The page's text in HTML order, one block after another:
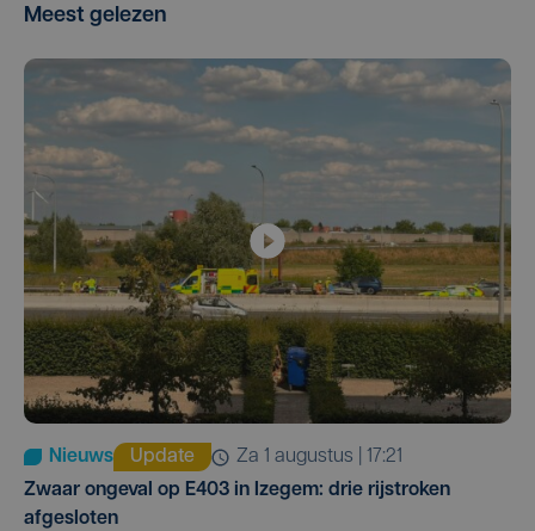
Meest gelezen
Nieuws Update
za 1 augustus | 17:21
Zwaar ongeval op E403 in Izegem: drie rijstroken
afgesloten